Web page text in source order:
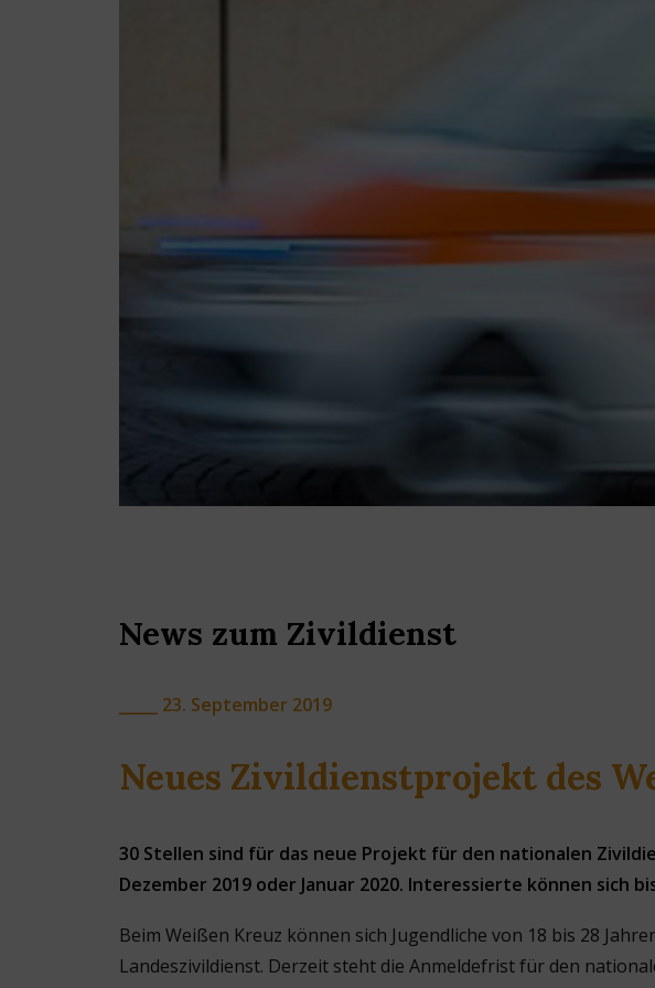
News zum Zivildienst
_____ 23. September 2019
Neues Zivildienstprojekt des
30 Stellen sind für das neue Projekt für den nationalen
Dezember 2019 oder Januar 2020. Interessierte können sich
Beim Weißen Kreuz können sich Jugendliche von 18 bis 28
Landeszivildienst. Derzeit steht die Anmeldefrist für den